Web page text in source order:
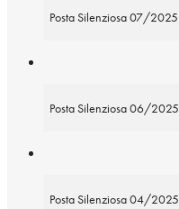
Posta Silenziosa 07/2025
Posta Silenziosa 06/2025
Posta Silenziosa 04/2025